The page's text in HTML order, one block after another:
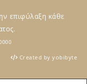
επιφύλαξη κάθε
Created by yobibyte